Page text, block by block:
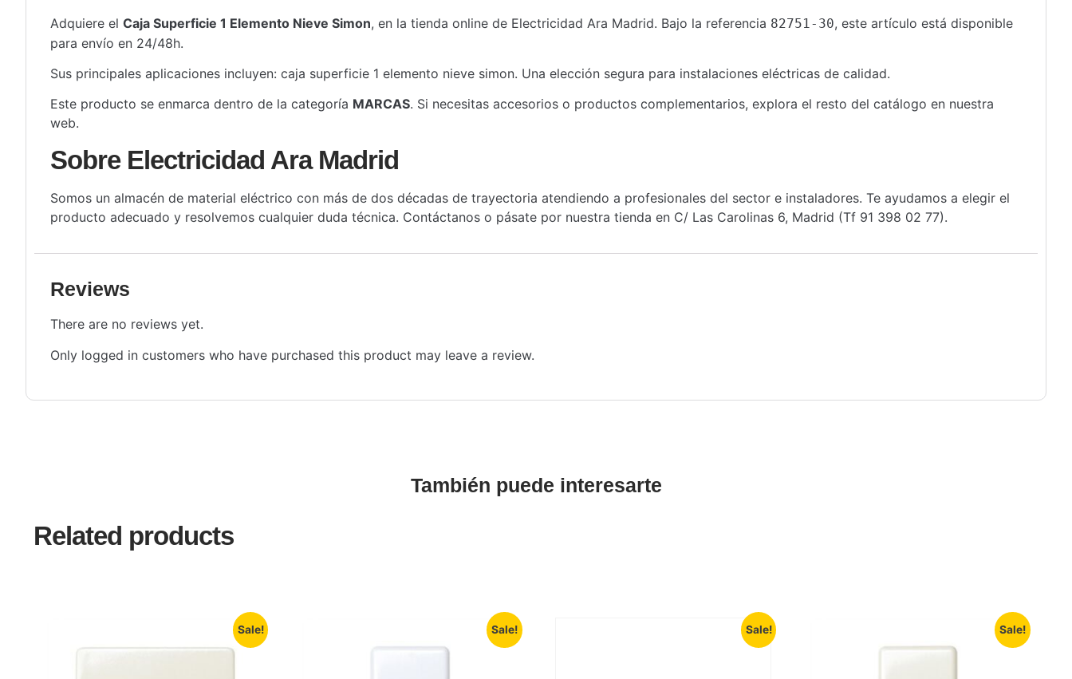
Adquiere el Caja Superficie 1 Elemento Nieve Simon, en la tienda online de Electricidad Ara Madrid. Bajo la referencia 82751-30, este artículo está disponible
para envío en 24/48h.
Sus principales aplicaciones incluyen: caja superficie 1 elemento nieve simon. Una elección segura para instalaciones eléctricas de calidad.
Este producto se enmarca dentro de la categoría MARCAS. Si necesitas accesorios o productos complementarios, explora el resto del catálogo en nuestra
web.
Sobre Electricidad Ara Madrid
Somos un almacén de material eléctrico con más de dos décadas de trayectoria atendiendo a profesionales del sector e instaladores. Te ayudamos a elegir el
producto adecuado y resolvemos cualquier duda técnica. Contáctanos o pásate por nuestra tienda en C/ Las Carolinas 6, Madrid (Tf 91 398 02 77).
Reviews
There are no reviews yet.
Only logged in customers who have purchased this product may leave a review.
También puede interesarte
Related products
Sale! Sale! Sale! Sale!